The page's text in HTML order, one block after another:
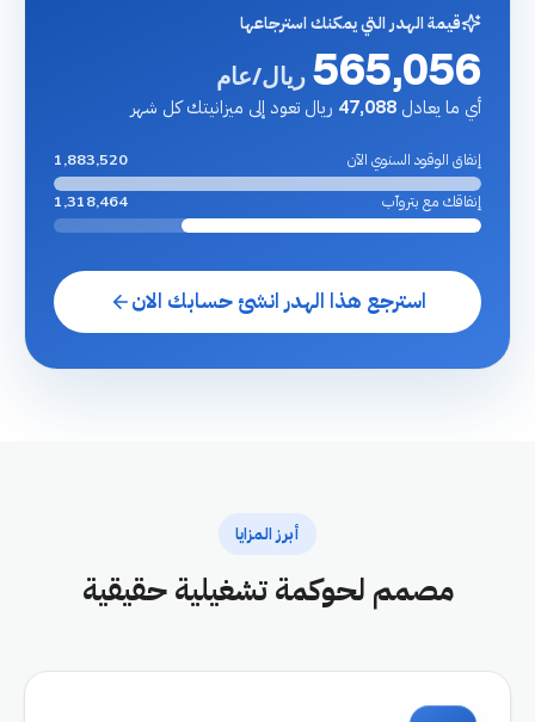
قيمة الهدر التي يمكنك استرجاعها
565,056 ريال/عام
أي ما يعادل 47,088 ريال تعود إلى ميزانيتك كل شهر
إنفاق الوقود السنوي الآن
1,883,520
إنفاقك مع بتروآب
1,318,464
استرجع هذا الهدر انشئ حسابك الان
أبرز المزايا
مصمم لحوكمة تشغيلية حقيقية